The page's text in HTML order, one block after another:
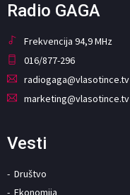
Radio GAGA
Frekvencija 94,9 MHz
016/877-296
radiogaga@vlasotince.tv
marketing@vlasotince.tv
Vesti
Društvo
Ekonomija